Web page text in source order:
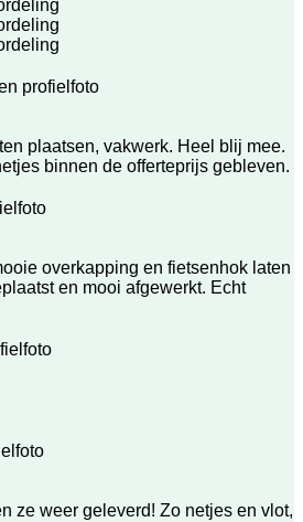
plaatsen, vakwerk. Heel blij mee.
binnen de offerteprijs gebleven.
overkapping en fietsenhok laten
en mooi afgewerkt. Echt
ze weer geleverd! Zo netjes en vlot,